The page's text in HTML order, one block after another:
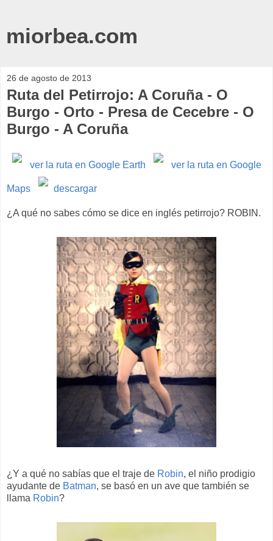
miorbea.com
26 de agosto de 2013
Ruta del Petirrojo: A Coruña - O
Burgo - Orto - Presa de Cecebre - O
Burgo - A Coruña
ver la ruta en Google Earth ver la ruta en Google
Maps descargar
¿A qué no sabes cómo se dice en inglés petirrojo? ROBIN.
¿Y a qué no sabías que el traje de Robin, el niño prodigio
ayudante de Batman, se basó en un ave que también se
llama Robin?